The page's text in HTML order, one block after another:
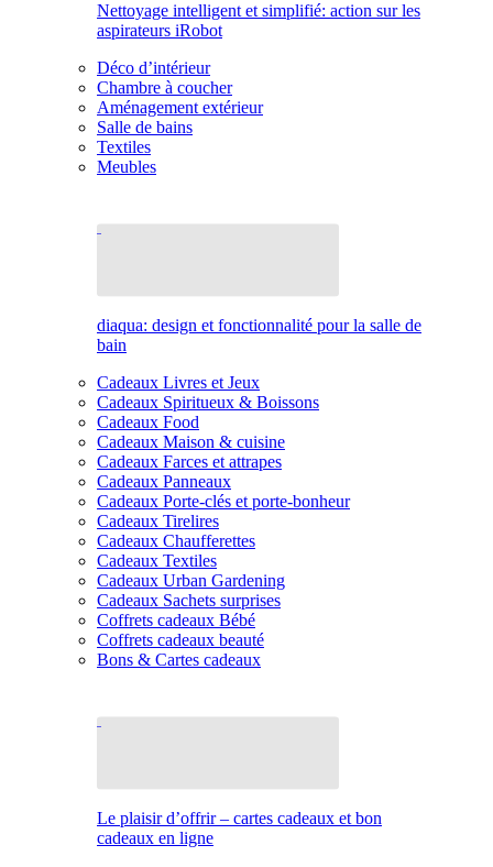
Nettoyage intelligent et simplifié: action sur les
aspirateurs iRobot
Déco d’intérieur
Chambre à coucher
Aménagement extérieur
Salle de bains
Textiles
Meubles
diaqua: design et fonctionnalité pour la salle de
bain
Cadeaux Livres et Jeux
Cadeaux Spiritueux & Boissons
Cadeaux Food
Cadeaux Maison & cuisine
Cadeaux Farces et attrapes
Cadeaux Panneaux
Cadeaux Porte-clés et porte-bonheur
Cadeaux Tirelires
Cadeaux Chaufferettes
Cadeaux Textiles
Cadeaux Urban Gardening
Cadeaux Sachets surprises
Coffrets cadeaux Bébé
Coffrets cadeaux beauté
Bons & Cartes cadeaux
Le plaisir d’offrir – cartes cadeaux et bon
cadeaux en ligne